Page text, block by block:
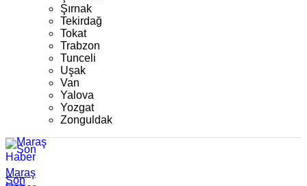
Şırnak
Tekirdağ
Tokat
Trabzon
Tunceli
Uşak
Van
Yalova
Yozgat
Zonguldak
Maraş
Son